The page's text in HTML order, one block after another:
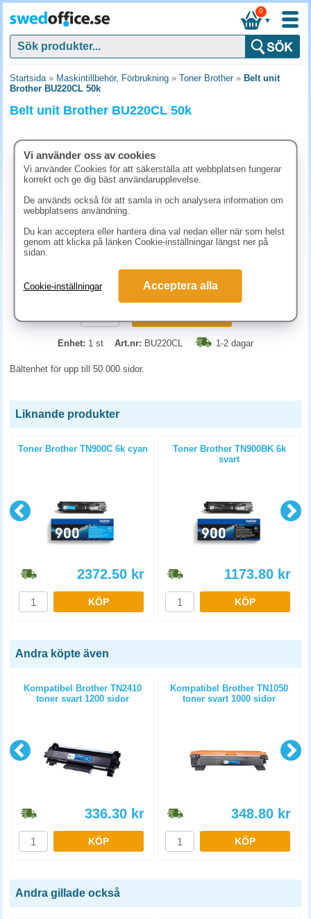
▼
0
Startsida» Maskintillbehör, Förbrukning » Toner Brother» Belt unit
Brother BU220CL 50k
Belt unit Brother BU220CL 50k
1573.80 kr (inkl. moms)
Enhet: 1 st Art.nr: BU220CL 1-2 dagar
Bältenhet för upp till 50.000 sidor.
Liknande produkter
Toner Brother TN900C 6k cyan
2372.50 kr
KÖP
Toner Brother TN900BK 6k
svart
1173.80 kr
KÖP
Andra köpte även
Kompatibel Brother TN2410
toner svart 1200 sidor
336.30 kr
KÖP
Kompatibel Brother TN1050
toner svart 1000 sidor
348.80 kr
KÖP
Andra gillade också
Vi använder oss av cookies
Vi använder Cookies för att säkerställa att webbplatsen fungerar
korrekt och ge dig bäst användarupplevelse.
De används också för att samla in och analysera information om
webbplatsens användning.
Du kan acceptera eller hantera dina val nedan eller när som helst
genom att klicka på länken Cookie-inställningar längst ner på
sidan.
Cookie-inställningar Acceptera alla